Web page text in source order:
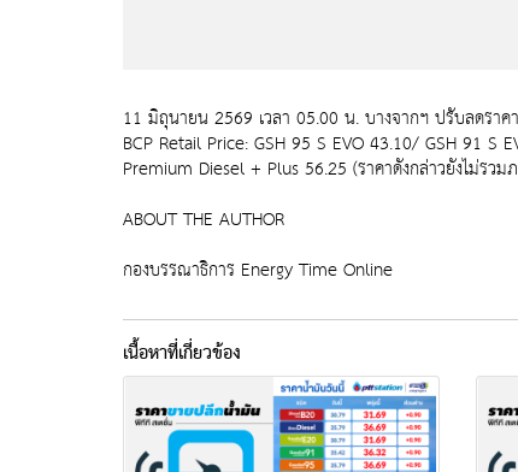
11 มิถุนายน 2569 เวลา 05.00 น. บางจากฯ ปรับลดรา
BCP Retail Price: GSH 95 S EVO 43.10/ GSH 91
Premium Diesel + Plus 56.25 (ราคาดังกล่าวยังไม่รว
ABOUT THE AUTHOR
กองบรรณาธิการ Energy Time Online
เนื้อหาที่เกี่ยวข้อง